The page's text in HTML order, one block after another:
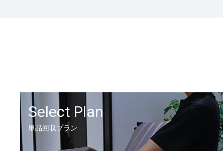
Select Plan
単品回収プラン